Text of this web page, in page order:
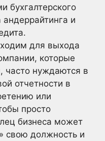
бухгалтерского
и
для выхода
которые
часто нуждаются в
отчетности в
или
просто
бизнеса может
свою должность и